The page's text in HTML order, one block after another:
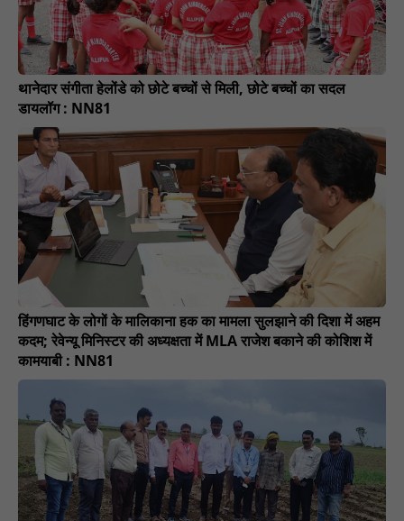
थानेदार संगीता हेलोंडे को छोटे बच्चों से मिली, छोटे बच्चों का सदल
डायलॉग : NN81
हिंगणघाट के लोगों के मालिकाना हक का मामला सुलझाने की दिशा में अहम
कदम; रेवेन्यू मिनिस्टर की अध्यक्षता में MLA राजेश बकाने की कोशिश में
कामयाबी : NN81